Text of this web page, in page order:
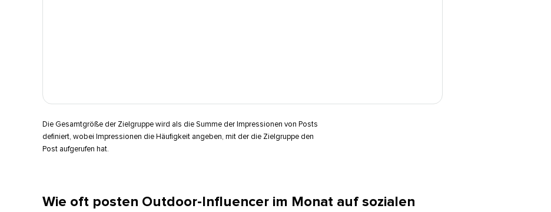
Die Gesamtgröße der Zielgruppe wird als die Summe der Impressionen von Posts
definiert, wobei Impressionen die Häufigkeit angeben, mit der die Zielgruppe den
Post aufgerufen hat.​​
Wie oft posten Outdoor-Influencer im Monat auf sozialen